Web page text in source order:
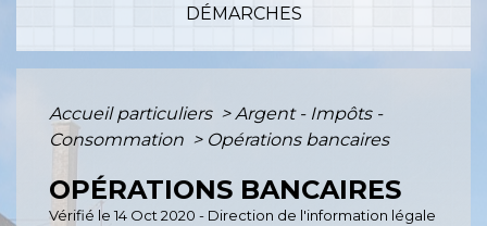
DÉMARCHES
Accueil particuliers > Argent - Impôts -
Consommation > Opérations bancaires
OPÉRATIONS BANCAIRES
Vérifié le 14 Oct 2020 - Direction de l'information légale